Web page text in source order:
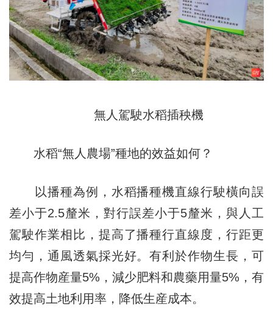
無人駕駛水稻插秧機
水稻“無人農場”種地的效益如何？
以播種為例，水稻播種機直線行駛橫向誤
差小于2.5釐米，對行誤差小于5釐米，與人工
駕駛作業相比，提高了播種行直線度，行距更
均勻，通風透氣採光好。有利於作物生長，可
提高作物産量5%，減少肥料和農藥用量5%，有
效提高土地利用率，降低生産成本。